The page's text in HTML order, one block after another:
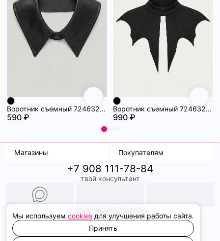
Воротник съемный 72463234\15
590 ₽
Воротник съемный 72463233\15
990 ₽
Магазины
ТК Терминал
ТРК Континент
Покупателям
Доставка
Условия оплаты
Образы
+7 908 111-78-84
твой консультант
Политика конфиденциальности
Соглашение cookie
Сайт создали
Мы используем cookies для улучшения работы сайта.
Принять